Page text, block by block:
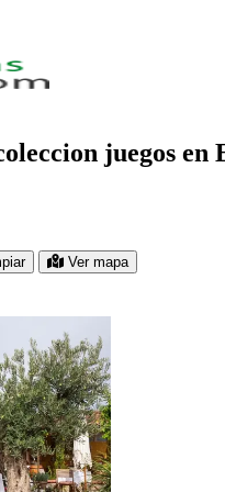
juegos en
para ir a su página
Ver mapa